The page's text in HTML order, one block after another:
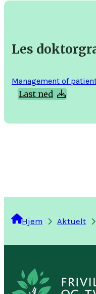
Les
Management of
Last ned
Hjem Aktuelt